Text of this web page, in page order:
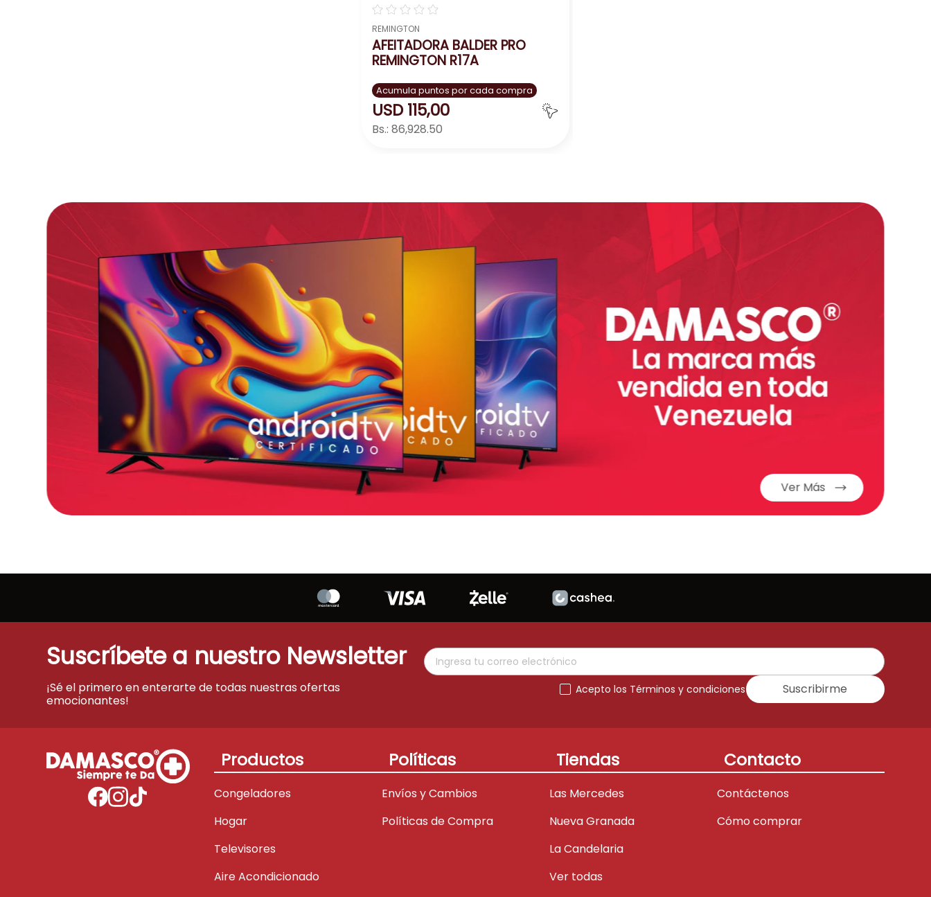
☆☆☆☆☆
REMINGTON
AFEITADORA BALDER PRO
REMINGTON R17A
Acumula puntos por cada compra
USD 115,00
Bs.: 86,928.50
Ver Más
Suscríbete a nuestro Newsletter
¡Sé el primero en enterarte de todas nuestras ofertas
emocionantes!
Acepto los Términos y condiciones Suscribirme
Productos
Congeladores
Hogar
Televisores
Aire Acondicionado
Políticas
Envíos y Cambios
Políticas de Compra
Tiendas
Las Mercedes
Nueva Granada
La Candelaria
Ver todas
Contacto
Contáctenos
Cómo comprar